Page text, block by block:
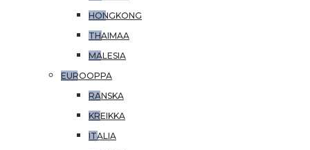
HONGKONG
THAIMAA
MALESIA
EUROOPPA
RANSKA
KREIKKA
ITALIA